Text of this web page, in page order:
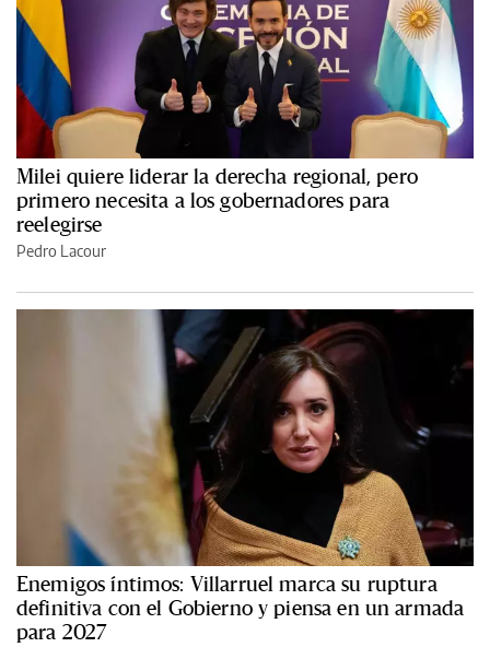
Milei quiere liderar la derecha regional, pero
primero necesita a los gobernadores para
reelegirse
Pedro Lacour
Enemigos íntimos: Villarruel marca su ruptura
definitiva con el Gobierno y piensa en un armada
para 2027